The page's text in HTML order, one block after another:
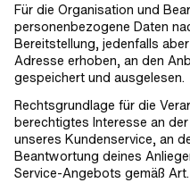
Für die Organisation und
personenbezogene Daten
Bereitstellung, jedenfalls
Adresse erhoben, an den
gespeichert und ausgelesen.
Rechtsgrundlage für die
berechtigtes Interesse an
unseres Kundenservice, an
Beantwortung deines
Service-Angebots gemäß Art.